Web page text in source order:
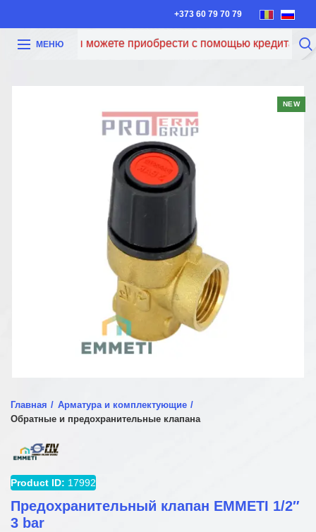
+373 60 79 70 79
МЕНЮ
Теперь вы можете приобрести с помощью кредита Iute
NEW
Главная
Арматура и комплектующие
Обратные и предохранительные клапана
Product ID: 17992
Предохранительный клапан EMMETI 1/2″
3 bar